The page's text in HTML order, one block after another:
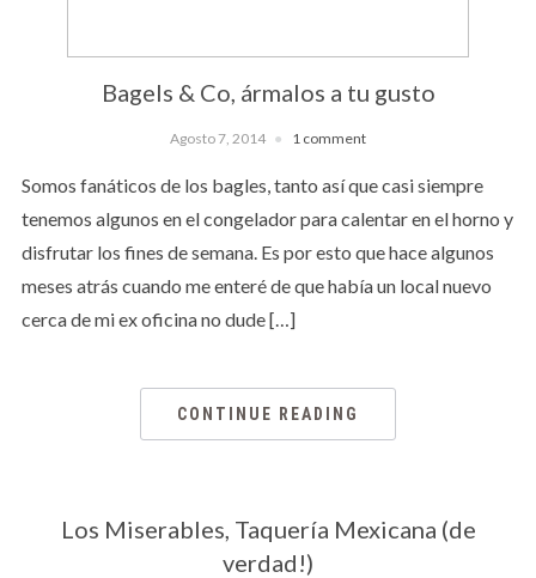
Bagels & Co, ármalos a tu gusto
Agosto 7, 2014 1 comment
Somos fanáticos de los bagles, tanto así que casi siempre
tenemos algunos en el congelador para calentar en el horno y
disfrutar los fines de semana. Es por esto que hace algunos
meses atrás cuando me enteré de que había un local nuevo
cerca de mi ex oficina no dude […]
CONTINUE READING
Los Miserables, Taquería Mexicana (de
verdad!)